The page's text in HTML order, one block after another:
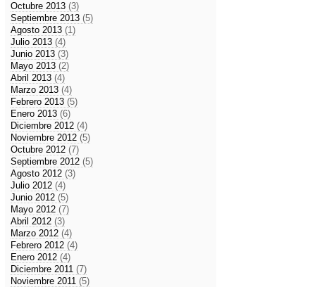
Octubre 2013 (3)
Septiembre 2013 (5)
Agosto 2013 (1)
Julio 2013 (4)
Junio 2013 (3)
Mayo 2013 (2)
Abril 2013 (4)
Marzo 2013 (4)
Febrero 2013 (5)
Enero 2013 (6)
Diciembre 2012 (4)
Noviembre 2012 (5)
Octubre 2012 (7)
Septiembre 2012 (5)
Agosto 2012 (3)
Julio 2012 (4)
Junio 2012 (5)
Mayo 2012 (7)
Abril 2012 (3)
Marzo 2012 (4)
Febrero 2012 (4)
Enero 2012 (4)
Diciembre 2011 (7)
Noviembre 2011 (5)